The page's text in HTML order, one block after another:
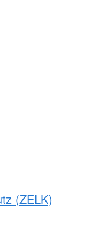
(ZELK)